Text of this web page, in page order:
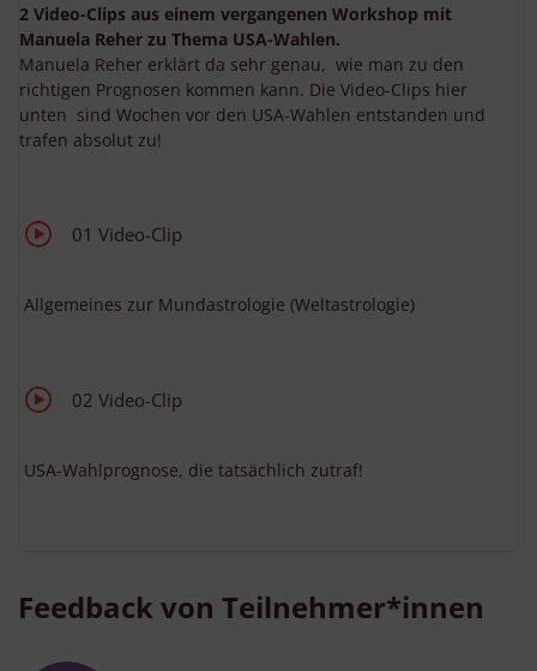
2 Video-Clips aus einem vergangenen Workshop mit
Manuela Reher zu Thema USA-Wahlen.
Manuela Reher erklärt da sehr genau, wie man zu den
richtigen Prognosen kommen kann. Die Video-Clips hier
unten sind Wochen vor den USA-Wahlen entstanden und
trafen absolut zu!
01 Video-Clip
Allgemeines zur Mundastrologie (Weltastrologie)
02 Video-Clip
USA-Wahlprognose, die tatsächlich zutraf!
Feedback von Teilnehmer*innen